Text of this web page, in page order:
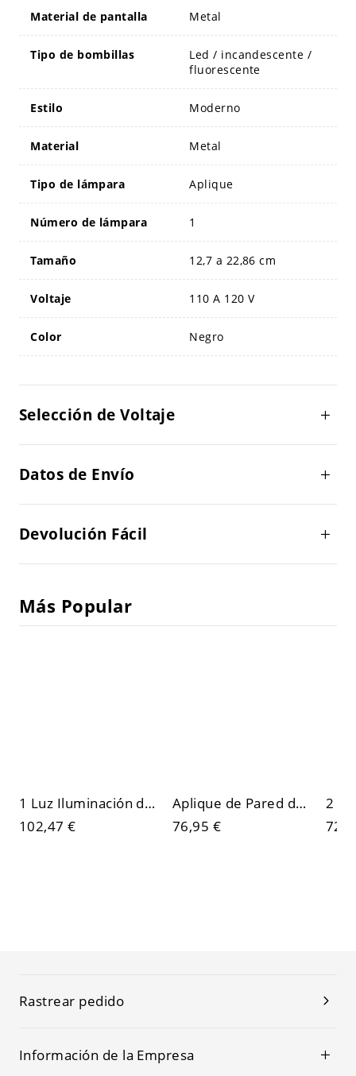
Material de pantalla Metal
Tipo de bombillas
Led / incandescente /
fluorescente
Estilo Moderno
Material Metal
Tipo de lámpara Aplique
Número de lámpara 1
Tamaño 12,7 a 22,86 cm
Voltaje 110 A 120 V
Color Negro
Selección de Voltaje
Datos de Envío
Devolución Fácil
Más Popular
1 Luz Iluminación de Pared Metálica de Cono Aplique de Pared Modernista para Dormitorio
102,47 €
Aplique de Pared de Metal en Latón 1 Cabeza Lámpara de Pared Ajustable Simplista de Campanilla para Salón
76,95 €
Rastrear pedido
Información de la Empresa